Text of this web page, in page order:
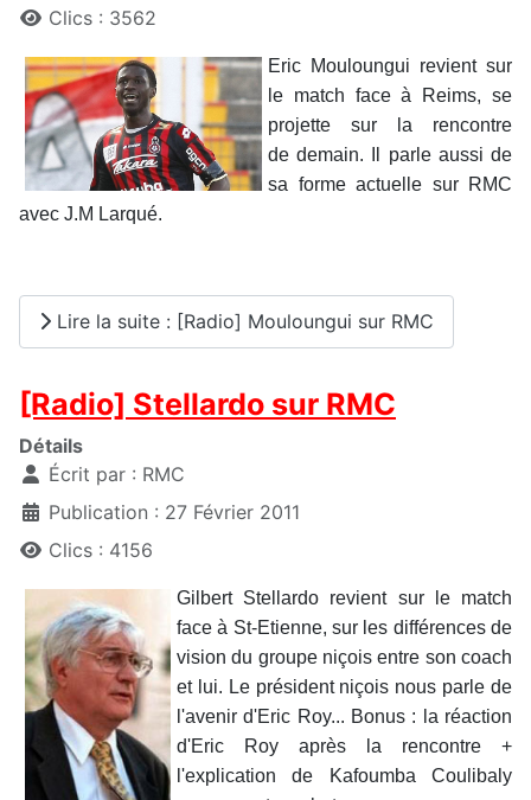
Clics : 3562
Eric Mouloungui revient sur
le match face à Reims, se
projette sur la rencontre
de demain. Il parle aussi de
sa forme actuelle sur RMC
avec J.M Larqué.
Lire la suite : [Radio] Mouloungui sur RMC
[Radio] Stellardo sur RMC
Détails
Écrit par : RMC
Publication : 27 Février 2011
Clics : 4156
Gilbert Stellardo revient sur le match
face à St-Etienne, sur les différences de
vision du groupe niçois entre son coach
et lui. Le président niçois nous parle de
l'avenir d'Eric Roy... Bonus : la réaction
d'Eric Roy après la rencontre +
l'explication de Kafoumba Coulibaly